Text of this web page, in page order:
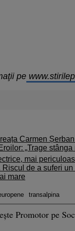
pe
Carmen
„Trage stânga
mai
Riscul de a suferi
mare
transalpina
Promotor pe